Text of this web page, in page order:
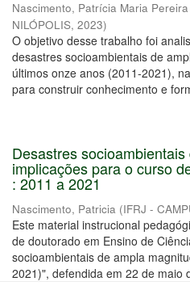
Nascimento, Patrícia Maria
NILÓPOLIS, 2023)
O objetivo desse trabalho foi
desastres socioambientais de
últimos onze anos (2011-2021),
para construir conhecimento e
Desastres
implicações para o curso
: 2011 a 2021
Nascimento, Patricia (IFRJ -
Este material instrucional
de doutorado em Ensino de
socioambientais de ampla
2021)", defendida em 22 de maio